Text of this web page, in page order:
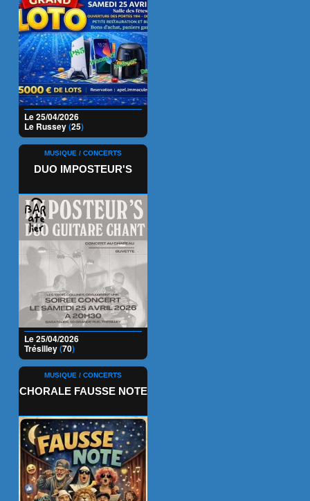
Le 25/04/2026
Le Russey(25)
MUSIQUE / CONCERTS
DUO IMPOSTEUR'S
Le 25/04/2026
Trésilley(70)
MUSIQUE / CONCERTS
CHORALE FAUSSE NOTE